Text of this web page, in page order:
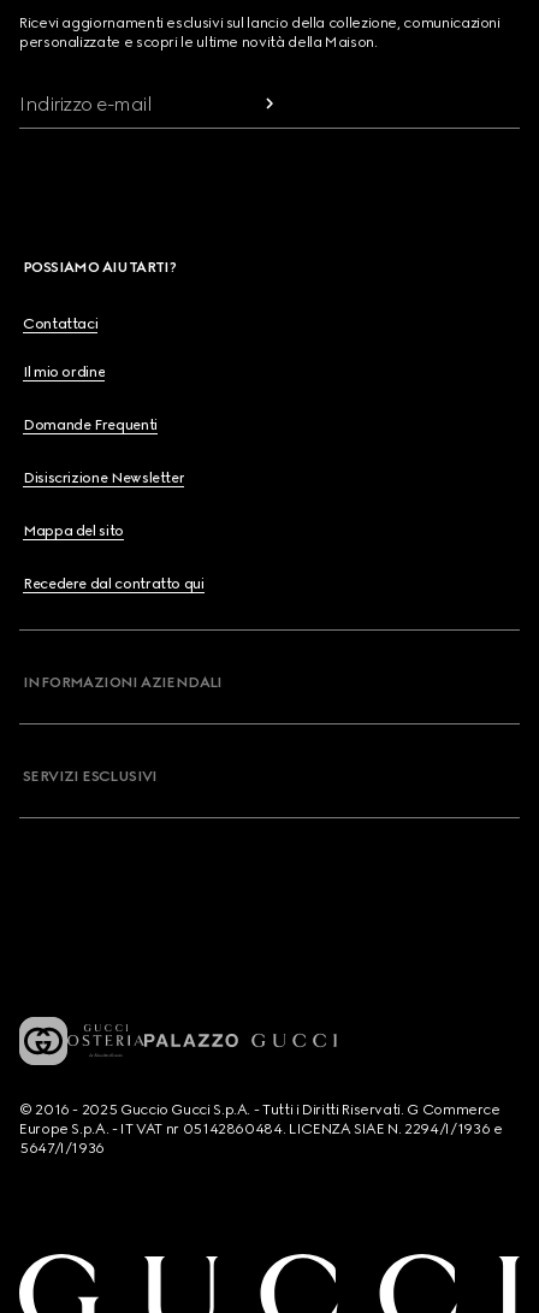
Ricevi aggiornamenti esclusivi sul lancio della collezione, comunicazioni
personalizzate e scopri le ultime novità della Maison.
Indirizzo e-mail
POSSIAMO AIUTARTI?
Contattaci
Il mio ordine
Domande Frequenti
Disiscrizione Newsletter
Mappa del sito
Recedere dal contratto qui
INFORMAZIONI AZIENDALI
SERVIZI ESCLUSIVI
© 2016 - 2025 Guccio Gucci S.p.A. - Tutti i Diritti Riservati. G Commerce
Europe S.p.A. - IT VAT nr 05142860484. LICENZA SIAE N. 2294/I/1936 e
5647/I/1936